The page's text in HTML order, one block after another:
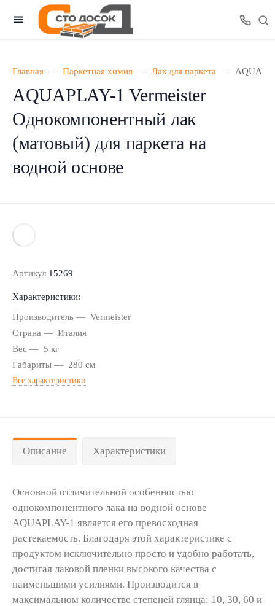
Главная Паркетная химия Лак для паркета
AQUAPLAY-1 Vermeister
Однокомпонентный лак
(матовый) для паркета на
водной основе
Артикул 15269
Характеристики:
Производитель
Vermeister
Страна
Италия
Вес
5 кг
Габариты
280 см
Все характеристики
Описание Характеристики
Основной отличительной особенностью
однокомпонентного лака на водной основе
AQUAPLAY-1 является его превосходная
растекаемость. Благодаря этой характеристике с
продуктом исключительно просто и удобно работать,
достигая лаковой пленки высокого качества с
наименьшими усилиями. Производится в
максимальном количестве степеней глянца: 10, 30, 60 и